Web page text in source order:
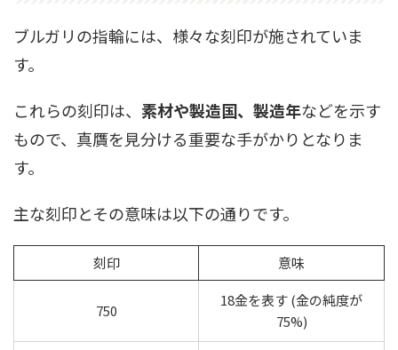
ブルガリの指輪には、様々な刻印が施されていま
す。
これらの刻印は、 素材や製造国、製造年などを示す
もので、真贋を見分ける重要な手がかりとなりま
す。
主な刻印とその意味は以下の通りです。
刻印 意味
750
18金を表す (金の純度が
75%)